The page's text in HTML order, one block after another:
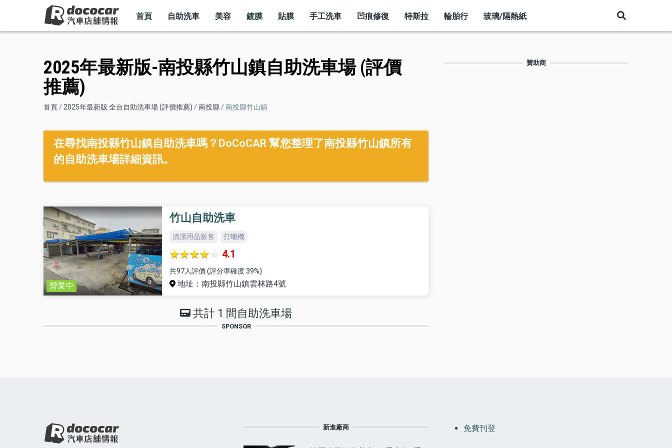
NAVIGATION
首頁 自助洗車 美容 鍍膜 貼膜 手工洗車 凹痕修復 特斯拉 輪胎行 玻璃/隔熱紙
2025年最新版-南投縣竹山鎮自助洗車場 (評價
推薦)
導
航
連
結
首頁 2025年最新版 全台自助洗車場 (評價推薦) 南投縣 南投縣竹山鎮
在尋找南投縣竹山鎮自助洗車嗎？DoCoCAR 幫您整理了南投縣竹山鎮所有
的自助洗車場詳細資訊。
營業中
竹山自助洗車
清潔用品販售 打蠟機
4.1
共97人評價 (評分準確度 39%)
地址：南投縣竹山鎮雲林路4號
共計 1 間自助洗車場
SPONSOR
贊助商
新進廠商
MENU免費刊登